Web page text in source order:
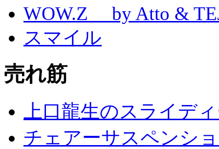
WOW.Z by Atto &
スマイル
売れ筋
上口龍生のスライデ
チェアーサスペンシ